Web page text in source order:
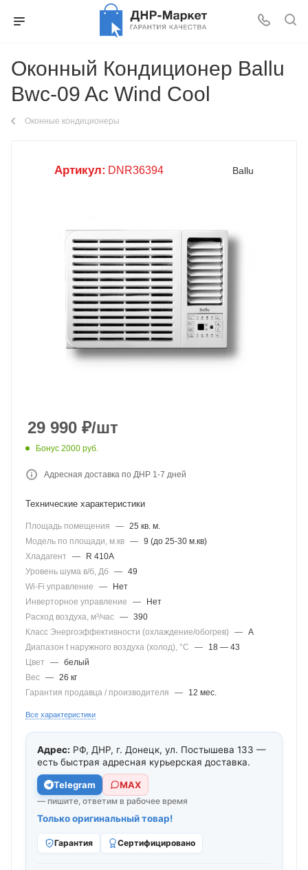
Оконный Кондиционер Ballu
Bwc-09 Ac Wind Cool
Оконные кондиционеры
Артикул: DNR36394 Ballu
29 990 ₽/шт
Бонус 2000 руб.
Адресная доставка по ДНР 1-7 дней
Технические характеристики
Площадь помещения — 25 кв. м.
Модель по площади, м.кв — 9 (до 25-30 м.кв)
Хладагент
—
R 410A
Уровень шума в/б, Дб — 49
Wi-Fi управление
—
Нет
Инверторное управление
—
Нет
Расход воздуха, м³/час — 390
Класс Энергоэффективности (охлаждение/обогрев)
— A
Диапазон t наружного воздуха (холод), °C
—
18 — 43
Цвет
— белый
Вес — 26 кг
Гарантия продавца / производителя
— 12 мес.
Все характеристики
Адрес: РФ, ДНР, г. Донецк, ул. Постышева 133 —
есть быстрая адресная курьерская доставка.
Telegram МАХ
— пишите, ответим в рабочее время
Только оригинальный товар!
Гарантия Сертифицировано